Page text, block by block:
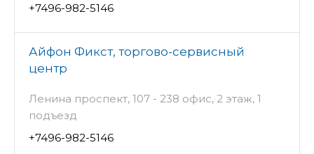
+7496-982-5146
Айфон Фикст, торгово-сервисный
центр
Ленина проспект, 107 - 238 офис, 2 этаж, 1
подъезд
+7496-982-5146